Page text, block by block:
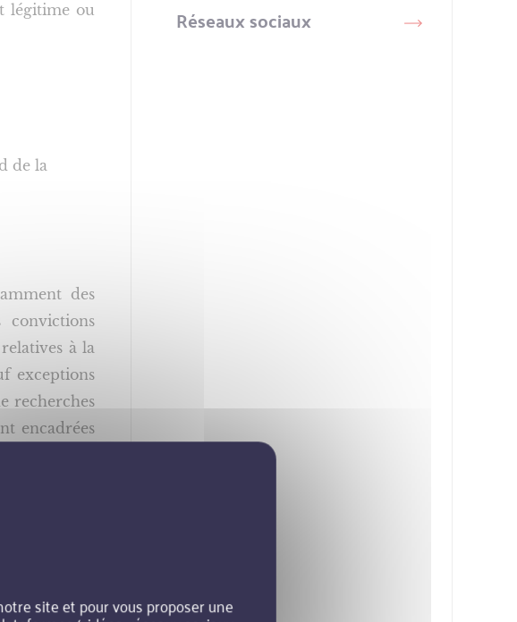
légitime ou
de la
des
convictions
à la
exceptions
recherches
encadrées
ont
des
Réseaux sociaux
site et pour vous proposer une